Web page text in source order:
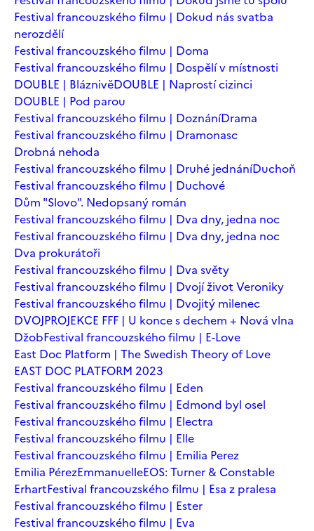
Festival francouzského filmu | Dokud nás svatba
nerozdělí
Festival francouzského filmu | Doma
Festival francouzského filmu | Dospělí v místnosti
DOUBLE | BláznivěDOUBLE | Naprostí cizinci
DOUBLE | Pod parou
Festival francouzského filmu | DoznáníDrama
Festival francouzského filmu | Dramonasc
Drobná nehoda
Festival francouzského filmu | Druhé jednáníDuchoň
Festival francouzského filmu | Duchové
Dům "Slovo". Nedopsaný román
Festival francouzského filmu | Dva dny, jedna noc
Festival francouzského filmu | Dva dny, jedna noc
Dva prokurátoři
Festival francouzského filmu | Dva světy
Festival francouzského filmu | Dvojí život Veroniky
Festival francouzského filmu | Dvojitý milenec
DVOJPROJEKCE FFF | U konce s dechem + Nová vlna
DžobFestival francouzského filmu | E-Love
East Doc Platform | The Swedish Theory of Love
EAST DOC PLATFORM 2023
Festival francouzského filmu | Eden
Festival francouzského filmu | Edmond byl osel
Festival francouzského filmu | Electra
Festival francouzského filmu | Elle
Festival francouzského filmu | Emilia Perez
Emilia PérezEmmanuelleEOS: Turner & Constable
ErhartFestival francouzského filmu | Esa z pralesa
Festival francouzského filmu | Ester
Festival francouzského filmu | Eva